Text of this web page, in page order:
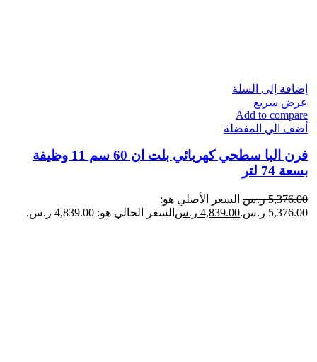
إضافة إلى السلة
عرض سريع
Add to compare
أضف الي المفضلة
فرن البا سطحي كهربائي بلت ان 60 سم 11 وظيفة
بسعة 74 لتر
5,376.00 ر.س السعر الأصلي هو:
5,376.00 ر.س.
4,839.00 ر.س السعر الحالي هو: 4,839.00 ر.س.